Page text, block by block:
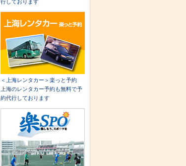
行しております
＜上海レンタカー＞楽っと予約
上海のレンタカー予約も無料で予
約代行しております